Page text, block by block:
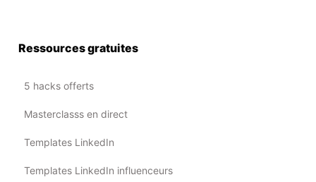
Ressources gratuites
5 hacks offerts
Masterclasss en direct
Templates LinkedIn
Templates LinkedIn influenceurs